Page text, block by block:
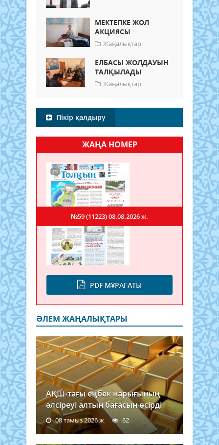
МЕКТЕПКЕ ЖОЛ
АКЦИЯСЫ
Жаңалықтар
ЕЛБАСЫ ЖОЛДАУЫН
ТАЛҚЫЛАДЫ
Жаңалықтар
Пікір қалдыру
ЖАҢА НОМЕР
PDF МҰРАҒАТЫ
№59 (11223)08.08.2026 ж.
ӘЛЕМ ЖАҢАЛЫҚТАРЫ
АҚШ-тағы еңбек нарығының
әлсіреуі алтын бағасын өсірді
08 тамыз 2026 ж. 62